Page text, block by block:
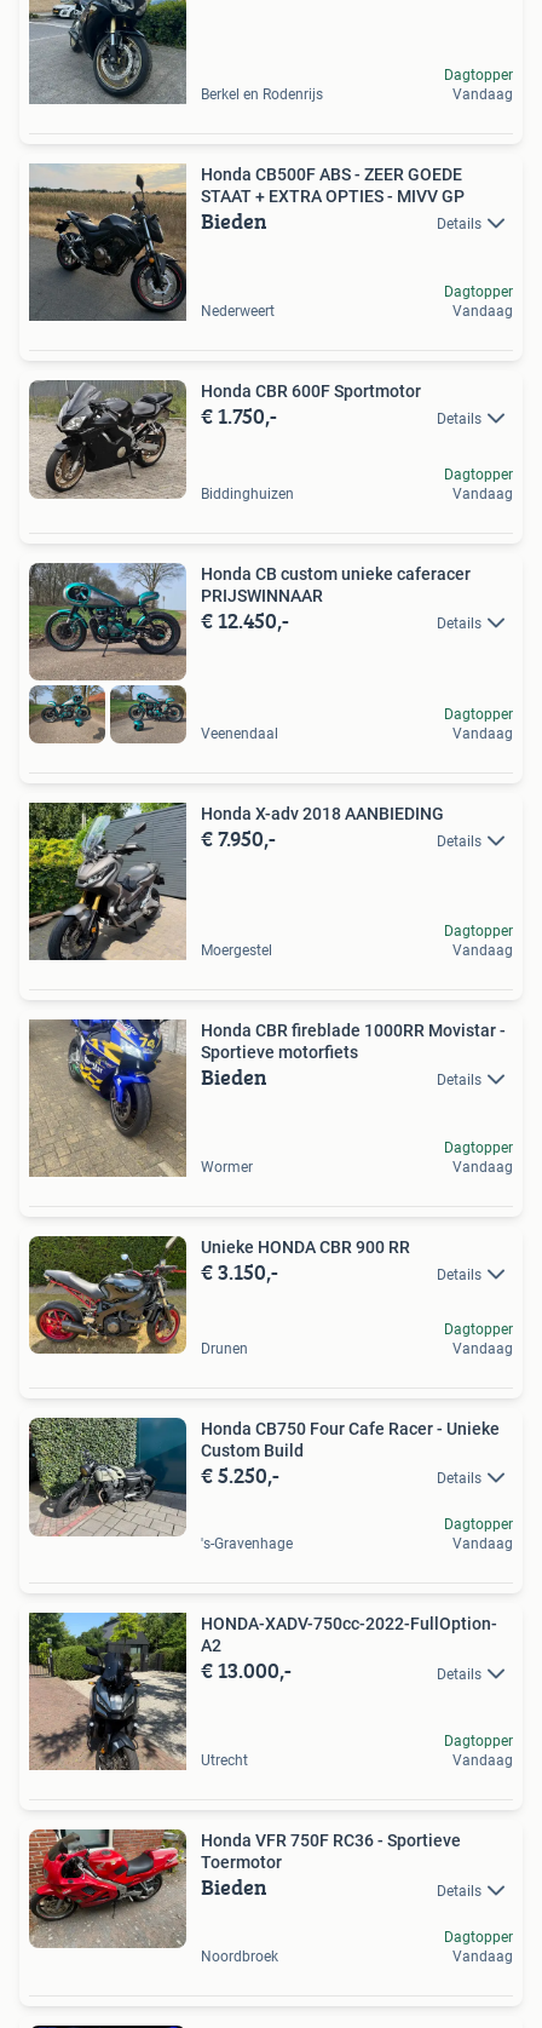
Berkel en Rodenrijs
Dagtopper
Vandaag
Honda CB500F ABS - ZEER GOEDE
STAAT + EXTRA OPTIES - MIVV GP
Bieden Details
Nederweert
Dagtopper
Vandaag
Honda CBR 600F Sportmotor
€ 1.750,- Details
Biddinghuizen
Dagtopper
Vandaag
Honda CB custom unieke caferacer
PRIJSWINNAAR
€ 12.450,- Details
Veenendaal
Dagtopper
Vandaag
Honda X-adv 2018 AANBIEDING
€ 7.950,- Details
Moergestel
Dagtopper
Vandaag
Honda CBR fireblade 1000RR Movistar -
Sportieve motorfiets
Bieden Details
Wormer
Dagtopper
Vandaag
Unieke HONDA CBR 900 RR
€ 3.150,- Details
Drunen
Dagtopper
Vandaag
Honda CB750 Four Cafe Racer - Unieke
Custom Build
€ 5.250,- Details
's-Gravenhage
Dagtopper
Vandaag
HONDA-XADV-750cc-2022-FullOption-
A2
€ 13.000,- Details
Utrecht
Dagtopper
Vandaag
Honda VFR 750F RC36 - Sportieve
Toermotor
Bieden Details
Noordbroek
Dagtopper
Vandaag